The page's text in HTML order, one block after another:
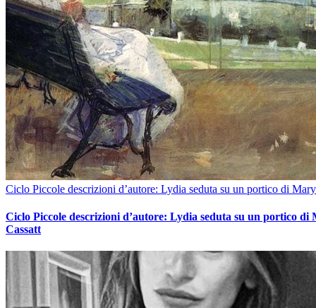
Ciclo Piccole descrizioni d’autore: Lydia seduta su un portico di
Ciclo Piccole descrizioni d’autore: Lydia seduta su un portico di
Cassatt